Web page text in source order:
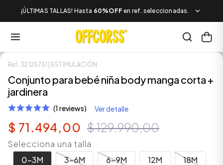
¡ÚLTIMAS TALLAS! Hasta 60%OFF en ref. seleccionadas.
SALE
LOOK COMPLETO
Ref. 32125751 | ESTIMULACIÓN
Conjunto para bebé niña body manga corta +
jardinera
(1 reviews) Ver detalle
$ 71 .494,00 $129.990,00
Selecciona una talla
0-3M
3-6M 6-9M 12M 18M